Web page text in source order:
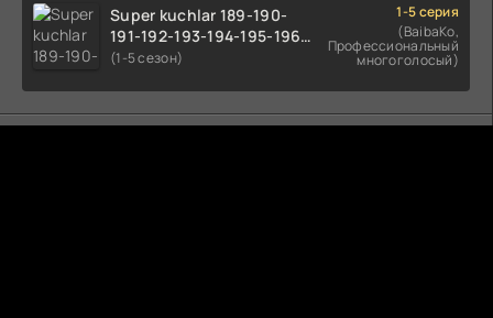
Super kuchlar 189-190-
191-192-193-194-195-196-
197-198-199-200 Qism
tarjima seryal
(1-5 сезон)
1-5 серия
(BaibaKo,
Профессиональный
многоголосый)